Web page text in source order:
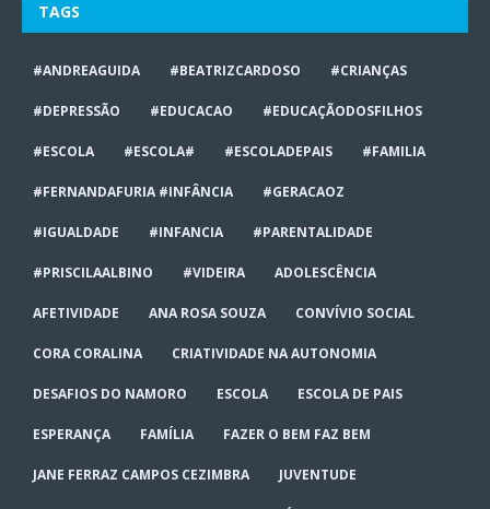
TAGS
#ANDREAGUIDA #BEATRIZCARDOSO #CRIANÇAS
#DEPRESSÃO #EDUCACAO #EDUCAÇÃODOSFILHOS
#ESCOLA #ESCOLA# #ESCOLADEPAIS #FAMILIA
#FERNANDAFURIA #INFÂNCIA #GERACAOZ
#IGUALDADE #INFANCIA #PARENTALIDADE
#PRISCILAALBINO #VIDEIRA ADOLESCÊNCIA
AFETIVIDADE ANA ROSA SOUZA CONVÍVIO SOCIAL
CORA CORALINA CRIATIVIDADE NA AUTONOMIA
DESAFIOS DO NAMORO ESCOLA ESCOLA DE PAIS
ESPERANÇA FAMÍLIA FAZER O BEM FAZ BEM
JANE FERRAZ CAMPOS CEZIMBRA JUVENTUDE